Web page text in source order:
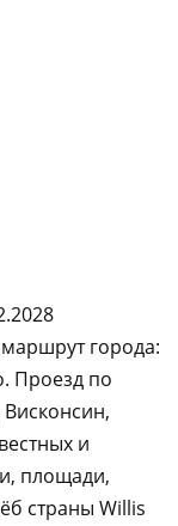
города:
Проезд по
и
площади,
страны Willis